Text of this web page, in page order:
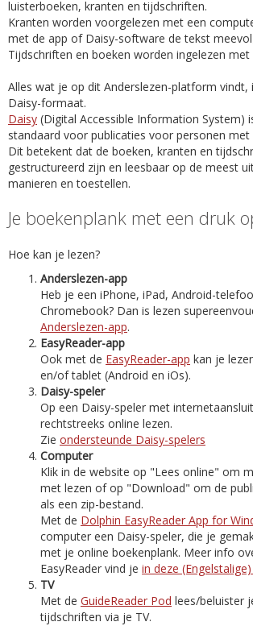
luisterboeken, kranten en tijdschriften.
Kranten worden voorgelezen met een
met de app of Daisy-software de tekst
Tijdschriften en boeken worden ingelezen
Alles wat je op dit Anderslezen-platform vindt,
Daisy-formaat.
Daisy (Digital Accessible Information System)
standaard voor publicaties voor personen met
Dit betekent dat de boeken, kranten en
gestructureerd zijn en leesbaar op de meest
manieren en toestellen.
Je boekenplank met een druk
Hoe kan je lezen?
Anderslezen-app
Heb je een iPhone, iPad, Android-
Chromebook? Dan is lezen
Anderslezen-app.
EasyReader-app
Ook met de EasyReader-app kan je
en/of tablet (Android en iOs).
Daisy-speler
Op een Daisy-speler met
rechtstreeks online lezen.
Zie ondersteunde Daisy-spelers
Computer
Klik in de website op "Lees online" om
met lezen of op "Download" om de
als een zip-bestand.
Met de Dolphin EasyReader App for
computer een Daisy-speler, die je
met je online boekenplank. Meer info
EasyReader vind je in deze
TV
Met de GuideReader Pod lees/beluister
tijdschriften via je TV.